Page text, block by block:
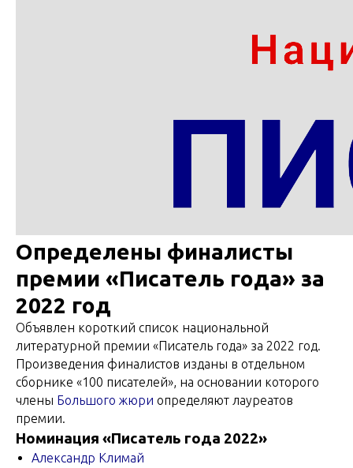
Определены финалисты
премии «Писатель года» за
2022 год
Объявлен короткий список национальной
литературной премии «Писатель года» за 2022 год.
Произведения финалистов изданы в отдельном
сборнике «100 писателей», на основании которого
члены Большого жюри определяют лауреатов
премии.
Номинация «Писатель года 2022»
Александр Климай